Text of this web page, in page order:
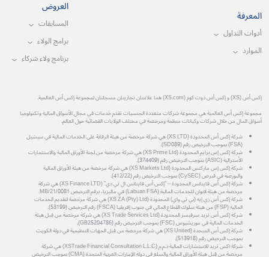
المعرفة
أدوات التداول
الموارد
العروض
المسابقات
برامج الولاء
برنامج ولاء شركاء
إكس أس (XS) و إكس أس دوت كوم (XS.com) هما علامتان تجاريتان مسجلتان لمجموعة إكس أس العالمية.
مجموعة إكس أس العالمية هي مجموعة شركات متعددة الجنسيات تقدم خدمات في مجال الأسواق المالية وتكنولوجيا
أسواق المال من خلال شركات وكيانات منظمة ومرخصة في مختلف الولايات القضائية حول العالم.
شركة إكس أس المحدودة (XS LTD) هي شركة مرخصة من هيئة الرقابة على الخدمات المالية في سيشيل
(FSA) بموجب الترخيص رقم (SD089).
شركة إكس إس برايم المحدودة (XS Prime Ltd) هي شركة مرخصة من لجنة الأوراق المالية والاستثمارات
الأسترالية (ASIC) بموجب الترخيص رقم (374409).
شركة إكس إس ماركتس المحدودة (XS Markets Ltd) هي شركة مرخصة من هيئة الأوراق المالية
والبورصة في قبرص (CySEC) بموجب الترخيص رقم (412/22).
شركة إكس أس فاينانس المحدودة – "إكس أس فاينانس ال تي دي" (XS Finance LTD) هي شركة
مرخصة من هيئة لابوان للخدمات المالية (Labuan FSA) في ماليزيا، برقم الترخيص MB/21/0081.
شركة إكس أس زي إيه (بي تي واي) المحدودة (XS ZA (Pty) Ltd) هي شركة مرخصة لتقديم الخدمات
المالية (FSP) من هيئة سلوك القطاع المالي في جنوب إفريقيا (FSCA) رقم الترخيص (53199).
شركة إكس أس تريد سرفيسز المحدودة (XS Trade Services Ltd) هي شركة مرخصة من قِبل هيئة
الخدمات المالية في موريشيوس (FSC) بموجب الترخيص رقم (GB25204786).
شركة إكس أس المتحدة (XS United) هي شركة مرخصة من قِبل الجهات التنظيمية في دولة الكويت
بموجب الترخيص رقم (513918).
شركة اكس تريد للاستشارات المالية ذ.م.م (XSTrade Financial Consultation L.L.C) هي شركة
مرخصة من قِبل هيئة الأوراق المالية والسلع في دولة الإمارات العربية المتحدة (CMA) بموجب الترخيص